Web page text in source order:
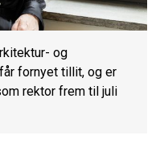
og
fornyet tillit, og er
rektor frem til juli